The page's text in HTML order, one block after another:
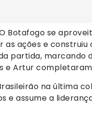
Botafogo se
as ações e construiu
partida, marcando
e Artur
na última
e assume a